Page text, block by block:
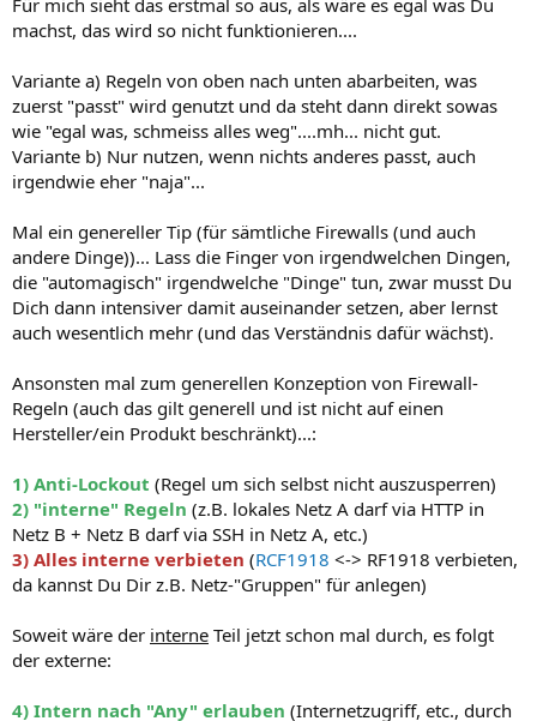
machst, das wird so nicht funktionieren....
Variante a) Regeln von oben nach unten abarbeiten, was
zuerst "passt" wird genutzt und da steht dann direkt sowas
wie "egal was, schmeiss alles weg"....mh... nicht gut.
Variante b) Nur nutzen, wenn nichts anderes passt, auch
irgendwie eher "naja"...
Mal ein genereller Tip (für sämtliche Firewalls (und auch
andere Dinge))... Lass die Finger von irgendwelchen Dingen,
die "automagisch" irgendwelche "Dinge" tun, zwar musst Du
Dich dann intensiver damit auseinander setzen, aber lernst
auch wesentlich mehr (und das Verständnis dafür wächst).
Ansonsten mal zum generellen Konzeption von Firewall-
Regeln (auch das gilt generell und ist nicht auf einen
Hersteller/ein Produkt beschränkt)...:
1) Anti-Lockout (Regel um sich selbst nicht auszusperren)
2) "interne" Regeln (z.B. lokales Netz A darf via HTTP in
Netz B + Netz B darf via SSH in Netz A, etc.)
3) Alles interne verbieten (RCF1918 <-> RF1918 verbieten,
da kannst Du Dir z.B. Netz-"Gruppen" für anlegen)
Soweit wäre der interne Teil jetzt schon mal durch, es folgt
der externe:
4) Intern nach "Any" erlauben (Internetzugriff, etc., durch